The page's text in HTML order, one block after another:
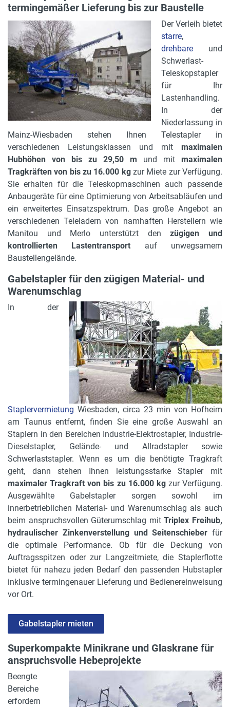
termingemäßer Lieferung bis zur Baustelle
Der Verleih bietet
starre,
drehbare und
Schwerlast-
Teleskopstapler
für Ihr
Lastenhandling.
In der
Niederlassung in
Mainz-Wiesbaden stehen Ihnen Telestapler in
verschiedenen Leistungsklassen und mit maximalen
Hubhöhen von bis zu 29,50 m und mit maximalen
Tragkräften von bis zu 16.000 kgzur Miete zur Verfügung.
Sie erhalten für die Teleskopmaschinen auch passende
Anbaugeräte für eine Optimierung von Arbeitsabläufen und
ein erweitertes Einsatzspektrum. Das große Angebot an
verschiedenen Teleladern von namhaften Herstellern wie
Manitou und Merlo unterstützt denzügigen und
kontrollierten Lastentransport auf unwegsamem
Baustellengelände.
Gabelstapler für den zügigen Material- und
Warenumschlag
In der
Staplervermietung Wiesbaden, circa 23 min von Hofheim
am Taunus entfernt, finden Sie eine große Auswahl an
Staplern in den Bereichen Industrie-Elektrostapler, Industrie-
Dieselstapler, Gelände- und Allradstapler sowie
Schwerlaststapler. Wenn es um die benötigte Tragkraft
geht, dann stehen Ihnen leistungsstarke Stapler mit
maximaler Tragkraft von bis zu 16.000 kgzur Verfügung.
Ausgewählte Gabelstapler sorgen sowohl im
innerbetrieblichen Material- und Warenumschlag als auch
beim anspruchsvollen Güterumschlag mitTriplex Freihub,
hydraulischer Zinkenverstellung und Seitenschieber für
die optimale Performance. Ob für die Deckung von
Auftragsspitzen oder zur Langzeitmiete, die Staplerflotte
bietet für nahezu jeden Bedarf den passenden Hubstapler
inklusive termingenauer Lieferung und Bedienereinweisung
vor Ort.
Gabelstapler mieten
Superkompakte Minikrane und Glaskrane für
anspruchsvolle Hebeprojekte
Beengte
Bereiche
erfordern